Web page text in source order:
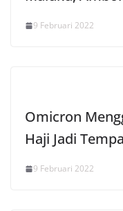
9 Februari 2022
Omicron
Haji Jadi
9 Februari 2022